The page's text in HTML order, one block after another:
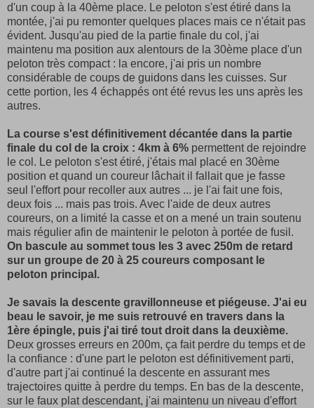
d'un coup à la 40ème place. Le peloton s'est étiré dans la
montée, j'ai pu remonter quelques places mais ce n'était pas
évident. Jusqu'au pied de la partie finale du col, j'ai
maintenu ma position aux alentours de la 30ème place d'un
peloton très compact : la encore, j'ai pris un nombre
considérable de coups de guidons dans les cuisses. Sur
cette portion, les 4 échappés ont été revus les uns après les
autres.
La course s'est définitivement décantée dans la partie
finale du col de la croix : 4km à 6% permettent de rejoindre
le col. Le peloton s'est étiré, j'étais mal placé en 30ème
position et quand un coureur lâchait il fallait que je fasse
seul l'effort pour recoller aux autres ... je l'ai fait une fois,
deux fois ... mais pas trois. Avec l'aide de deux autres
coureurs, on a limité la casse et on a mené un train soutenu
mais régulier afin de maintenir le peloton à portée de fusil.
On bascule au sommet tous les 3 avec 250m de retard
sur un groupe de 20 à 25 coureurs composant le
peloton principal.
Je savais la descente gravillonneuse et piégeuse. J'ai eu
beau le savoir, je me suis retrouvé en travers dans la
1ère épingle, puis j'ai tiré tout droit dans la deuxième.
Deux grosses erreurs en 200m, ça fait perdre du temps et de
la confiance : d'une part le peloton est définitivement parti,
d'autre part j'ai continué la descente en assurant mes
trajectoires quitte à perdre du temps. En bas de la descente,
sur le faux plat descendant, j'ai maintenu un niveau d'effort